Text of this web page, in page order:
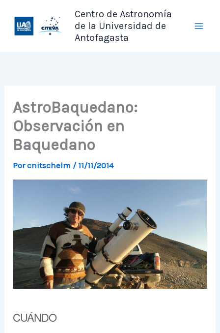
contenido
Centro de Astronomía
de la Universidad de
Antofagasta
AstroBaquedano:
Observación en
Baquedano
Porcnitschelm / 11/11/2014
CUÁNDO